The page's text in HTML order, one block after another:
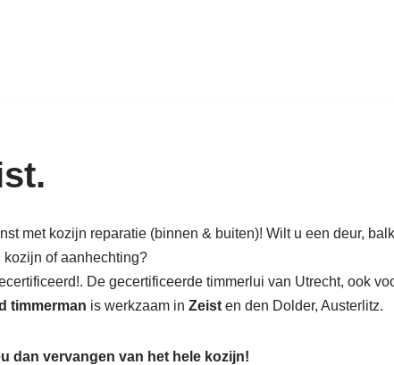
met kozijn reparatie (binnen & buiten)! Wilt u een deur,
kozijn of aanhechting?
De gecertificeerde timmerlui van Utrecht, ook
timmerman is werkzaam in Zeist en den Dolder, Austerlitz.
dan vervangen van het hele kozijn!